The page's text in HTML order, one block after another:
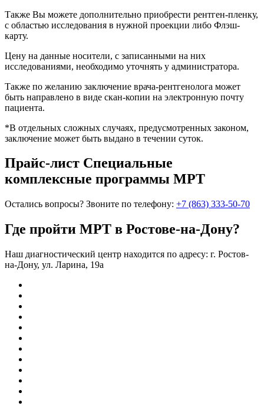
Также Вы можете дополнительно приобрести рентген-пленку,
с областью исследования в нужной проекции либо Флэш-
карту.
Цену на данные носители, с записанными на них
исследованиями, необходимо уточнять у администратора.
Также по желанию заключение врача-рентгенолога может
быть направлено в виде скан-копии на электронную почту
пациента.
*В отдельных сложных случаях, предусмотренных законом,
заключение может быть выдано в течении суток.
Прайс-лист Специальные
комплексные программы МРТ
Остались вопросы? Звоните по телефону: +7 (863) 333-50-70
Где пройти МРТ в Ростове-на-Дону?
Наш диагностический центр находится по адресу: г. Ростов-
на-Дону, ул. Ларина, 19а